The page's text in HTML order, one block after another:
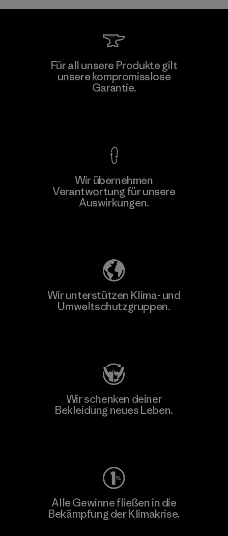
Für all unsere Produkte gilt
unsere kompromisslose
Garantie.
Wir übernehmen
Verantwortung für unsere
Auswirkungen.
Wir unterstützen Klima- und
Umweltschutzgruppen.
Wir schenken deiner
Bekleidung neues Leben.
Alle Gewinne fließen in die
Bekämpfung der Klimakrise.